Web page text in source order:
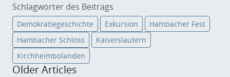
Schlagwörter des Beitrags
Demokratiegeschichte Exkursion
Hambacher Fest
Hambacher Schloss
Kaiserslautern
Kirchheimbolanden
Older Articles